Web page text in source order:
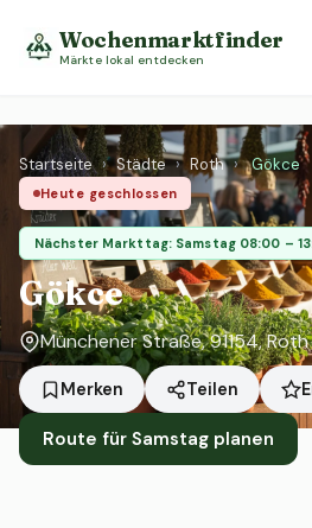
Wochenmarktfinder
Märkte lokal entdecken
Startseite › Städte › Roth › Gökce
Heute geschlossen
Nächster Markttag: Samstag 08:00 –
Gökce
Münchener Straße, 91154, Roth
Merken Teilen
Route für Samstag planen